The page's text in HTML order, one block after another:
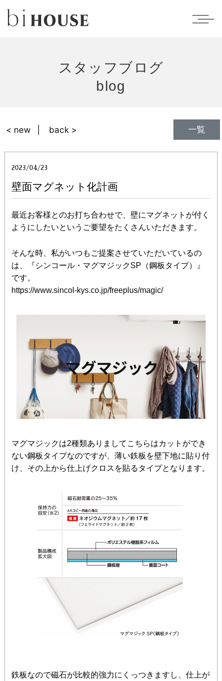
スタッフブログ
blog
一覧
< new back >
2023/04/23
壁面マグネット化計画
最近お客様とのお打ち合わせで、壁にマグネットが付く
ようにしたいというご要望をたくさんいただきます。
そんな時、私がいつもご提案させていただいているの
は、『シンコール・マグマジックSP（鋼板タイプ）』
です。
https://www.sincol-kys.co.jp/freeplus/magic/
マグマジックは2種類ありましてこちらはカットができ
ない鋼板タイプなのですが、薄い鉄板を壁下地に貼り付
け、その上から仕上げクロスを貼るタイプとなります。
鉄板なので磁石が比較的強力にくっつきますし、仕上が